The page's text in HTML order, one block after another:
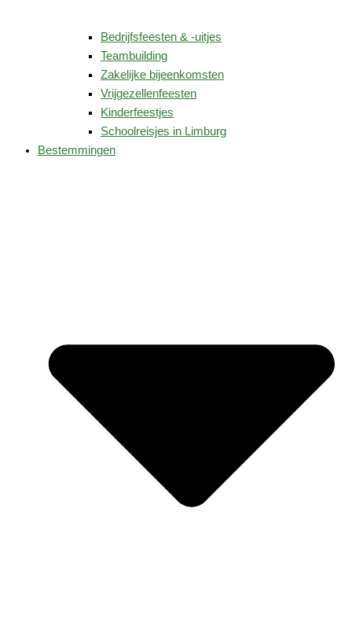
Bedrijfsfeesten & -uitjes
Teambuilding
Zakelijke bijeenkomsten
Vrijgezellenfeesten
Kinderfeestjes
Schoolreisjes in Limburg
Bestemmingen